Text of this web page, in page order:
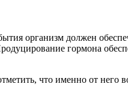
организм должен
гормона
что именно от него